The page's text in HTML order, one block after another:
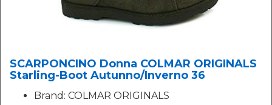
SCARPONCINO Donna COLMAR ORIGINALS
Starling-Boot Autunno/Inverno 36
Brand: COLMAR ORIGINALS